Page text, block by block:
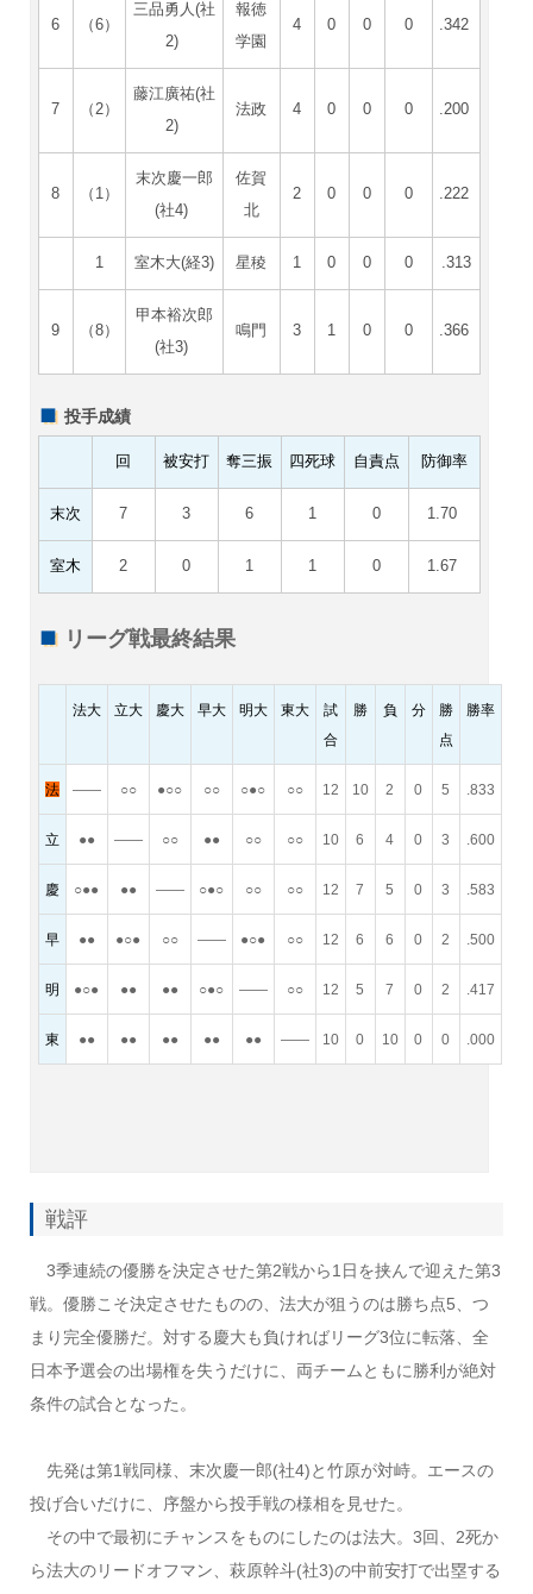
6 （6）
三品勇人(社
2)
報徳
学園
4 0 0 0 .342
7 （2）
藤江廣祐(社
2)
法政 4 0 0 0 .200
8 （1）
末次慶一郎
(社4)
佐賀
北
2 0 0 0 .222
1 室木大(経3) 星稜 1 0 0 0 .313
9 （8）
甲本裕次郎
(社3)
鳴門 3 1 0 0 .366
投手成績
回 被安打 奪三振 四死球 自責点 防御率
末次 7 3 6 1 0 1.70
室木 2 0 1 1 0 1.67
リーグ戦最終結果
法大 立大 慶大 早大 明大 東大
試
合
勝 負 分
勝
点
勝率
法 ―― ○○ ●○○ ○○ ○●○ ○○ 12 10 2 0 5 .833
立 ●● ―― ○○ ●● ○○ ○○ 10 6 4 0 3 .600
慶 ○●● ●● ―― ○●○ ○○ ○○ 12 7 5 0 3 .583
早 ●● ●○● ○○ ―― ●○● ○○ 12 6 6 0 2 .500
明 ●○● ●● ●● ○●○ ―― ○○ 12 5 7 0 2 .417
東 ●● ●● ●● ●● ●● ―― 10 0 10 0 0 .000
戦評
3季連続の優勝を決定させた第2戦から1日を挟んで迎えた第3
戦。優勝こそ決定させたものの、法大が狙うのは勝ち点5、つ
まり完全優勝だ。対する慶大も負ければリーグ3位に転落、全
日本予選会の出場権を失うだけに、両チームともに勝利が絶対
条件の試合となった。
先発は第1戦同様、末次慶一郎(社4)と竹原が対峙。エースの
投げ合いだけに、序盤から投手戦の様相を見せた。
その中で最初にチャンスをものにしたのは法大。3回、2死か
ら法大のリードオフマン、萩原幹斗(社3)の中前安打で出塁する